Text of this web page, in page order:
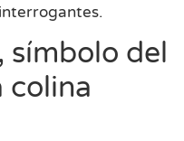
símbolo del
colina